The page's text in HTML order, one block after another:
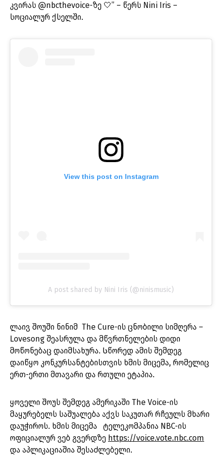
კვირას @nbcthevoice-ზე 🤍” – წერს Nini Iris –
სოციალურ ქსელში.
View this post on Instagram
A post shared by Nini Iris (@ninismusic)
ლაივ შოუში ნინიმ The Cure-ის ცნობილი სიმღერა –
Lovesong შეასრულა და მწვრთნელების დიდი
მოწონებაც დაიმსახურა. Სწორედ ამის შემდეგ
დაიწყო კონკურსანტებისთვის ხმის მიცემა, რომელიც
ერთ-ერთი მთავარი და რთული ეტაპია.
ყოველი შოუს შემდეგ ამერიკაში The Voice-ის
მაყურებელს საშუალება აქვს საკუთარ რჩეულს მხარი
დაუჭიროს. ხმის მიცემა ტელეკომპანია NBC-ის
ოფიციალურ ვებ გვერდზე https://voice.vote.nbc.com
და აპლიკაციაშია შესაძლებელი.